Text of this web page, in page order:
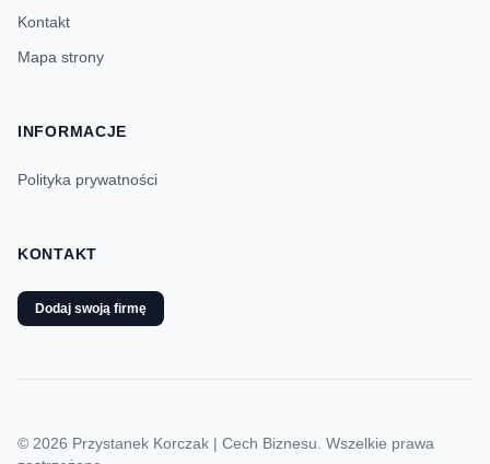
Kontakt
Mapa strony
INFORMACJE
Polityka prywatności
KONTAKT
Dodaj swoją firmę
© 2026 Przystanek Korczak | Cech Biznesu. Wszelkie prawa